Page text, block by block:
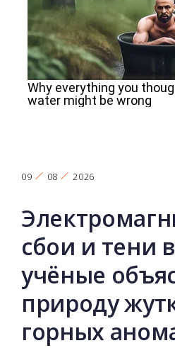
09 08 2026
сбои и тени
учёные
природу
горных